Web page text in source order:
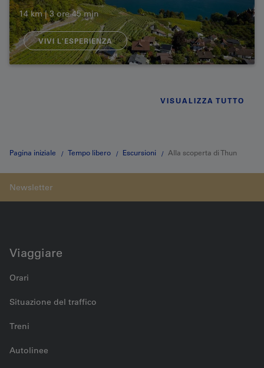
14 km | 3 ore 45 min
VIVI L'ESPERIENZA
VISUALIZZA TUTTO
Pagina iniziale Tempo libero Escursioni Alla scoperta di Thun
Viaggiare
Orari
Situazione del traffico
Treni
Autolinee